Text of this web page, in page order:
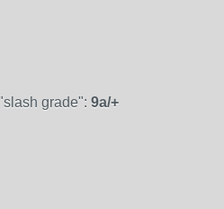
grade": 9a/+